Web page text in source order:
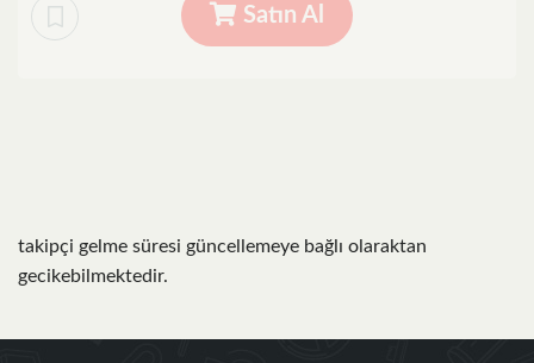
Satın Al
takipçi gelme süresi güncellemeye bağlı olaraktan
gecikebilmektedir.